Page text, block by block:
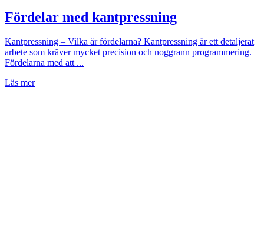
Fördelar med kantpressning
Kantpressning – Vilka är fördelarna? Kantpressning är ett detaljerat
arbete som kräver mycket precision och noggrann programmering.
Fördelarna med att ...
Läs mer